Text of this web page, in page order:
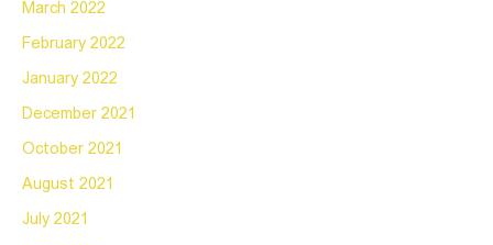
March 2022
February 2022
January 2022
December 2021
October 2021
August 2021
July 2021